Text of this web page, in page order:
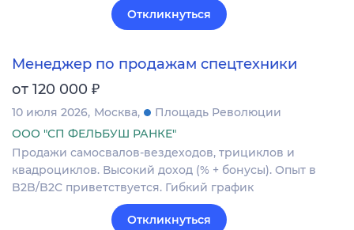
Откликнуться
Менеджер по продажам спецтехники
от 120 000 ₽
10 июля 2026 Москва
Площадь Революции
ООО "СП ФЕЛЬБУШ РАНКЕ"
Продажи самосвалов-вездеходов, трициклов и
квадроциклов. Высокий доход (% + бонусы). Опыт в
B2B/B2C приветствуется. Гибкий график
Откликнуться